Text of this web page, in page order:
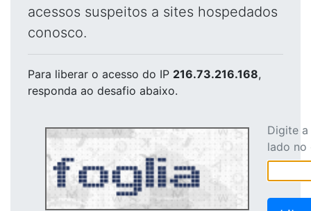
acessos suspeitos a sites hospedados
conosco.
Para liberar o acesso do IP 216.73.216.168,
responda ao desafio abaixo.
Digite
lado no